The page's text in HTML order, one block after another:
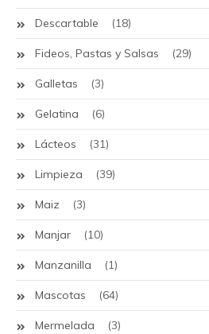
Descartable (18)
Fideos, Pastas y Salsas (29)
Galletas (3)
Gelatina (6)
Lácteos (31)
Limpieza (39)
Maiz (3)
Manjar (10)
Manzanilla (1)
Mascotas (64)
Mermelada (3)